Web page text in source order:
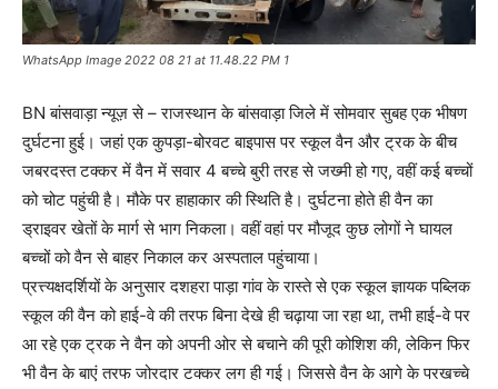
WhatsApp Image 2022 08 21 at 11.48.22 PM 1
BN बांसवाड़ा न्यूज़ से – राजस्थान के बांसवाड़ा जिले में सोमवार सुबह एक भीषण
दुर्घटना हुई। जहां एक कुपड़ा-बोरवट बाइपास पर स्कूल वैन और ट्रक के बीच
जबरदस्त टक्कर में वैन में सवार 4 बच्चे बुरी तरह से जख्मी हो गए, वहीं कई बच्चों
को चोट पहुंची है। मौके पर हाहाकार की स्थिति है। दुर्घटना होते ही वैन का
ड्राइवर खेतों के मार्ग से भाग निकला। वहीं वहां पर मौजूद कुछ लोगों ने घायल
बच्चों को वैन से बाहर निकाल कर अस्पताल पहुंचाया।
प्रत्त्यक्षदर्शियों के अनुसार दशहरा पाड़ा गांव के रास्ते से एक स्कूल ज्ञायक पब्लिक
स्कूल की वैन को हाई-वे की तरफ बिना देखे ही चढ़ाया जा रहा था, तभी हाई-वे पर
आ रहे एक ट्रक ने वैन को अपनी ओर से बचाने की पूरी कोशिश की, लेकिन फिर
भी वैन के बाएं तरफ जोरदार टक्कर लग ही गई। जिससे वैन के आगे के परखच्चे